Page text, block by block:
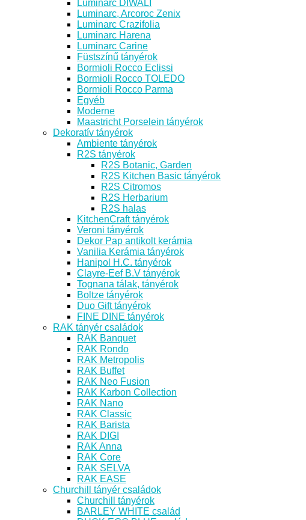
Luminarc DIWALI
Luminarc, Arcoroc Zenix
Luminarc Crazifolia
Luminarc Harena
Luminarc Carine
Füstszínű tányérok
Bormioli Rocco Eclissi
Bormioli Rocco TOLEDO
Bormioli Rocco Parma
Egyéb
Moderne
Maastricht Porselein tányérok
Dekoratív tányérok
Ambiente tányérok
R2S tányérok
R2S Botanic, Garden
R2S Kitchen Basic tányérok
R2S Citromos
R2S Herbarium
R2S halas
KitchenCraft tányérok
Veroni tányérok
Dekor Pap antikolt kerámia
Vanilia Kerámia tányérok
Hanipol H.C. tányérok
Clayre-Eef B.V tányérok
Tognana tálak, tányérok
Boltze tányérok
Duo Gift tányérok
FINE DINE tányérok
RAK tányér családok
RAK Banquet
RAK Rondo
RAK Metropolis
RAK Buffet
RAK Neo Fusion
RAK Karbon Collection
RAK Nano
RAK Classic
RAK Barista
RAK DIGI
RAK Anna
RAK Core
RAK SELVA
RAK EASE
Churchill tányér családok
Churchill tányérok
BARLEY WHITE család